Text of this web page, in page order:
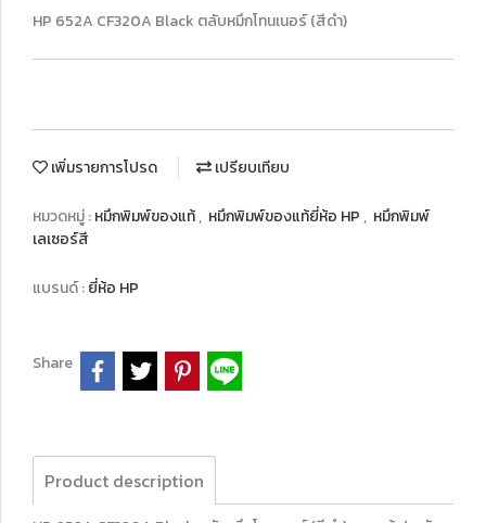
HP 652A CF320A Black ตลับหมึกโทนเนอร์ (สีดำ)
เพิ่มรายการโปรด เปรียบเทียบ
หมวดหมู่ :หมึกพิมพ์ของแท้, หมึกพิมพ์ของแท้ยี่ห้อ HP , หมึกพิมพ์
เลเซอร์สี
แบรนด์ :ยี่ห้อ HP
Share
Product description